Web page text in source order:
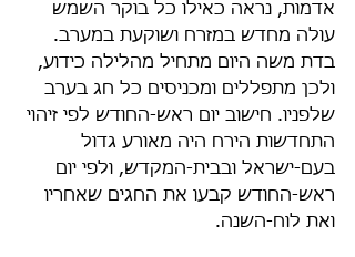
אדמות, נראה כאילו כל בוקר השמש
עולה מחדש במזרח ושוקעת במערב.
בדת משה היום מתחיל מהלילה כידוע,
ולכן מתפללים ומכניסים כל חג בערב
שלפניו. חישוב יום ראש-החודש לפי זיהוי
התחדשות הירח היה מאורע גדול
בעם-ישראל ובבית-המקדש, ולפי יום
ראש-החודש קבעו את החגים שאחריו
ואת לוח-השנה.